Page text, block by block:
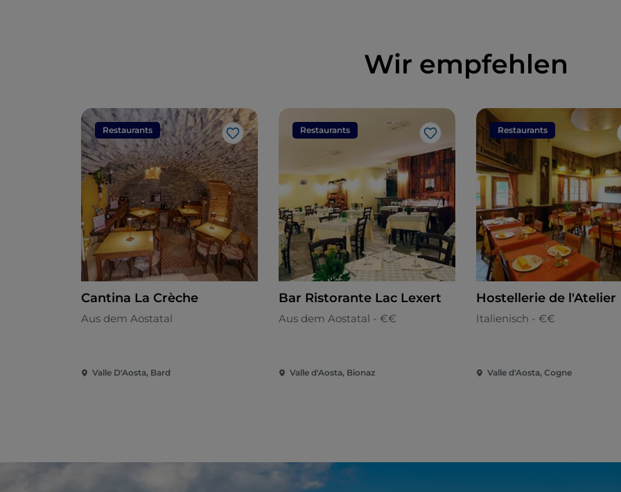
Wir empfehlen
Restaurants
Like
Cantina La Crèche
Aus dem Aostatal
Valle D'Aosta, Bard
Restaurants
Like
Bar Ristorante Lac Lexert
Aus dem Aostatal - €€
Valle d'Aosta, Bionaz
Restaurants
Hostellerie de l'Atelier
Italienisch - €€
Valle d'Aosta, Cogne